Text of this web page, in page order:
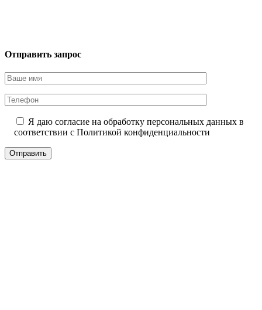
Отправить запрос
Я даю согласие на обработку персональных данных в
соответствии с Политикой конфиденциальности